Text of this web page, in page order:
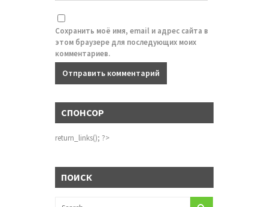
Сохранить моё имя, email и адрес сайта в
этом браузере для последующих моих
комментариев.
СПОНСОР
return_links(); ?>
ПОИСК